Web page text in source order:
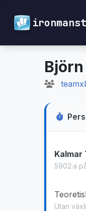
Kalmar
5902:a
Utan